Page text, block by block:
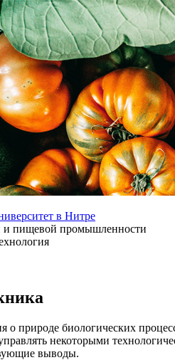
в Нитре
и пищевой промышленности
о природе биологических
некоторыми
выводы.